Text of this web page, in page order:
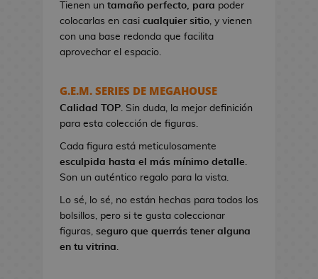
o
e
g
o
n
d
o
Tienen un tamaño perfecto, para poder
colocarlas en casi cualquier sitio, y vienen
con una base redonda que facilita
aprovechar el espacio.
G.E.M. SERIES DE MEGAHOUSE
Calidad TOP. Sin duda, la mejor definición
para esta colección de figuras.
Cada figura está meticulosamente
esculpida hasta el más mínimo detalle.
Son un auténtico regalo para la vista.
Lo sé, lo sé, no están hechas para todos los
bolsillos, pero si te gusta coleccionar
figuras, seguro que querrás tener alguna
en tu vitrina.